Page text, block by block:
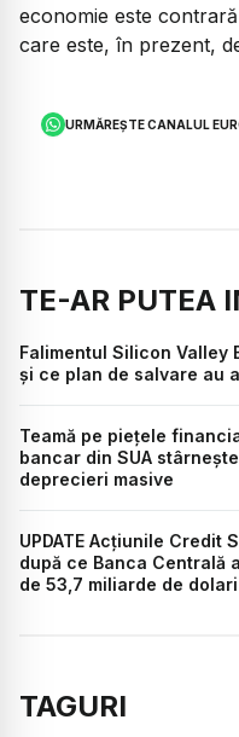
economie este
care este, în prezent,
URMĂREȘTE CANALUL
TE-AR PUTEA
Falimentul Silicon Valley
și ce plan de salvare au
Teamă pe piețele
bancar din SUA
deprecieri masive
UPDATE Acțiunile Credit
după ce Banca Centrală
de 53,7 miliarde de dolari
TAGURI